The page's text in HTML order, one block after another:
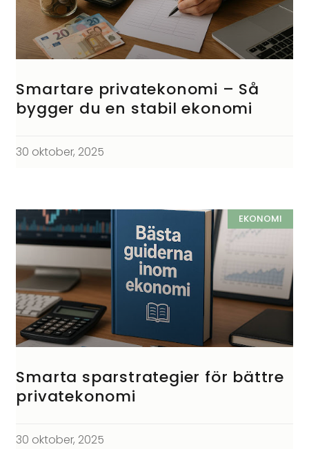
Smartare privatekonomi – Så
bygger du en stabil ekonomi
30 oktober, 2025
EKONOMI
Smarta sparstrategier för bättre
privatekonomi
30 oktober, 2025